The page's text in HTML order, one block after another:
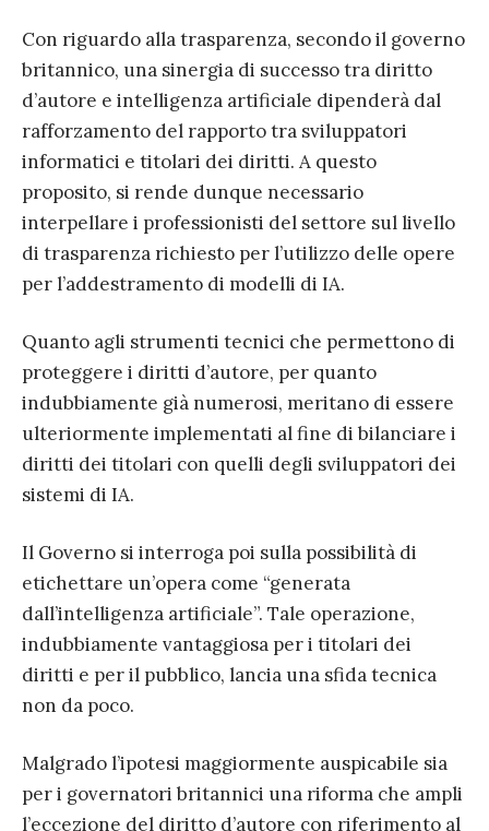
Con riguardo alla trasparenza, secondo il governo
britannico, una sinergia di successo tra diritto
d’autore e intelligenza artificiale dipenderà dal
rafforzamento del rapporto tra sviluppatori
informatici e titolari dei diritti. A questo
proposito, si rende dunque necessario
interpellare i professionisti del settore sul livello
di trasparenza richiesto per l’utilizzo delle opere
per l’addestramento di modelli di IA.
Quanto agli strumenti tecnici che permettono di
proteggere i diritti d’autore, per quanto
indubbiamente già numerosi, meritano di essere
ulteriormente implementati al fine di bilanciare i
diritti dei titolari con quelli degli sviluppatori dei
sistemi di IA.
Il Governo si interroga poi sulla possibilità di
etichettare un’opera come “generata
dall’intelligenza artificiale”. Tale operazione,
indubbiamente vantaggiosa per i titolari dei
diritti e per il pubblico, lancia una sfida tecnica
non da poco.
Malgrado l’ipotesi maggiormente auspicabile sia
per i governatori britannici una riforma che ampli
l’eccezione del diritto d’autore con riferimento al